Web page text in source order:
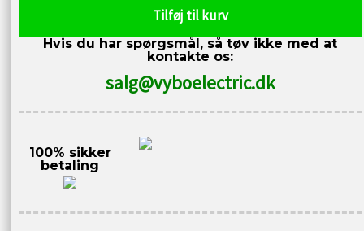
6
Tilføj til kurv
Hvis du har spørgsmål, så tøv ikke med at
kontakte os:
salg@vyboelectric.dk
100% sikker
betaling